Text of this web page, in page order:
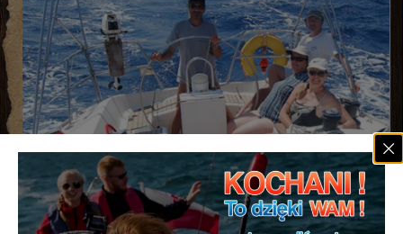
NOWY KATAMARANirejs wLUXUSIE
TRASA:VOLOS – sporady – VOLOS
TERMIN:03.10 – 10.10.2026
CENA:od3480 pln OSTATNIE 6 miejsc !